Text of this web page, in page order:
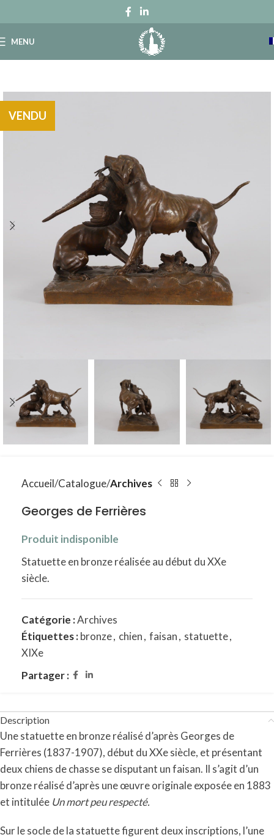
MENU
VENDU
Accueil Catalogue Archives
Georges de Ferrières
Produit indisponible
Statuette en bronze réalisée au début du XXe
siècle.
Catégorie :Archives
Étiquettes :bronze, chien, faisan, statuette,
XIXe
Partager :
Description
Une statuette en bronze réalisé d’après Georges de
Ferrières (1837-1907), début du XXe siècle, et présentant
deux chiens de chasse se disputant un faisan. Il s’agit d’un
bronze réalisé d’après une œuvre originale exposée en 1883
et intitulée Un mort peu respecté.
Sur le socle de la statuette figurent deux inscriptions, l’une